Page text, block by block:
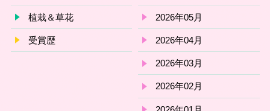
植栽＆草花
受賞歴
2026年05月
2026年04月
2026年03月
2026年02月